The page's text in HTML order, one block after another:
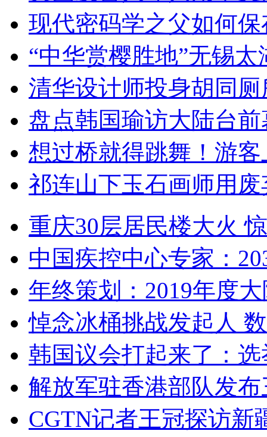
现代密码学之父如何
“中华赏樱胜地”无锡
清华设计师投身胡同
盘点韩国瑜访大陆台
想过桥就得跳舞！游客
祁连山下玉石画师用
重庆30层居民楼大火
中国疾控中心专家：
年终策划：2019年度
悼念冰桶挑战发起人
韩国议会打起来了：
解放军驻香港部队发
CGTN记者王冠探访新